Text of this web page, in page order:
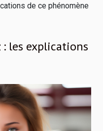
de ce phénomène
les explications